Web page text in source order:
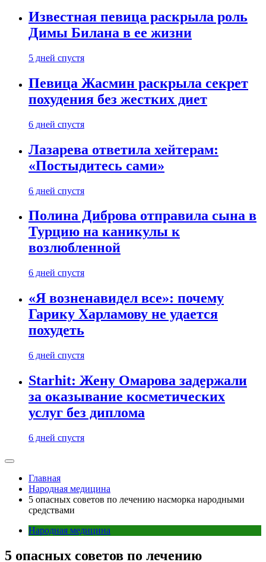
Известная певица раскрыла роль
Димы Билана в ее жизни
5 дней спустя
Певица Жасмин раскрыла секрет
похудения без жестких диет
6 дней спустя
Лазарева ответила хейтерам:
«Постыдитесь сами»
6 дней спустя
Полина Диброва отправила сына в
Турцию на каникулы к
возлюбленной
6 дней спустя
«Я возненавидел все»: почему
Гарику Харламову не удается
похудеть
6 дней спустя
Starhit: Жену Омарова задержали
за оказывание косметических
услуг без диплома
6 дней спустя
Главная
Народная медицина
5 опасных советов по лечению насморка народными
средствами
Народная медицина
5 опасных советов по лечению